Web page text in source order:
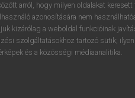
arról, hogy milyen oldalakat keresett
azonosítására nem
kizárólag a weboldal funkcióinak
szolgáltatásokhoz tartozó sütik;
és a közösségi médiaanalitika.
h j k l é
b n m , .